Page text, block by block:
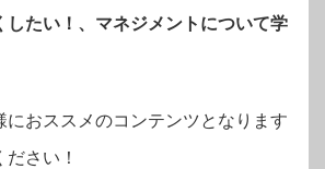
したい！、マネジメントについて学
におススメのコンテンツとなります
さい！